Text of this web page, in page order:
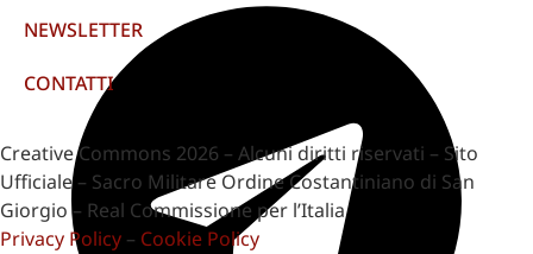
NEWSLETTER
CONTATTI
Creative Commons 2026 – Alcuni diritti riservati – Sito
Ufficiale – Sacro Militare Ordine Costantiniano di San
Giorgio – Real Commissione per l’Italia
Privacy Policy – Cookie Policy